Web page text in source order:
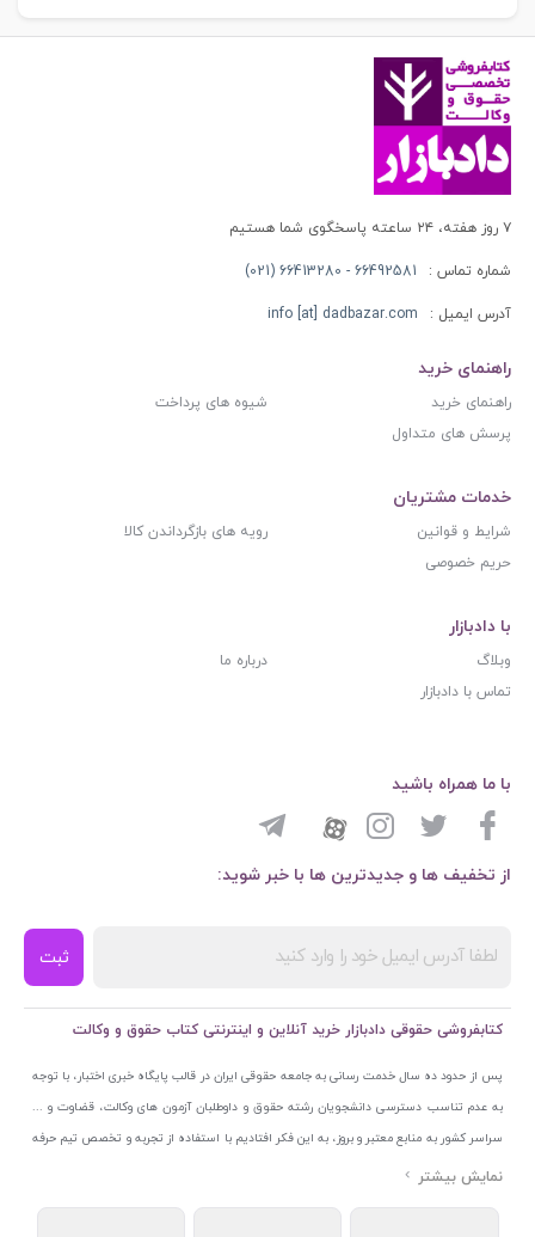
۷ روز هفته، ۲۴ ساعته پاسخگوی شما هستیم
شماره تماس : 66492581 - 66413280 (021)
آدرس ایمیل : info [at] dadbazar.com
راهنمای خرید
راهنمای خرید
شیوه های پرداخت
پرسش های متداول
خدمات مشتریان
شرایط و قوانین
رویه های بازگرداندن کالا
حریم خصوصی
با دادبازار
وبلاگ
درباره ما
تماس با دادبازار
از تخفیف ها و جدیدترین ها با خبر شوید:
ثبت
با ما همراه باشید
کتابفروشی حقوقی دادبازار خرید آنلاین و اینترنتی کتاب حقوق و وکالت
پس از حدود ده سال خدمت رسانی به جامعه حقوقی ایران در قالب پایگاه خبری اختبار، با توجه
به عدم تناسب دسترسی دانشجویان رشته حقوق و داوطلبان آزمون های وکالت، قضاوت و ...
سراسر کشور به منابع معتبر و بروز، به این فکر افتادیم با استفاده از تجربه و تخصص تیم حرفه
ای اختبار خدمتی جدید به جامعه حقوقی ایران ارائه کنیم. به این منظور با راه اندازی و تجهیز